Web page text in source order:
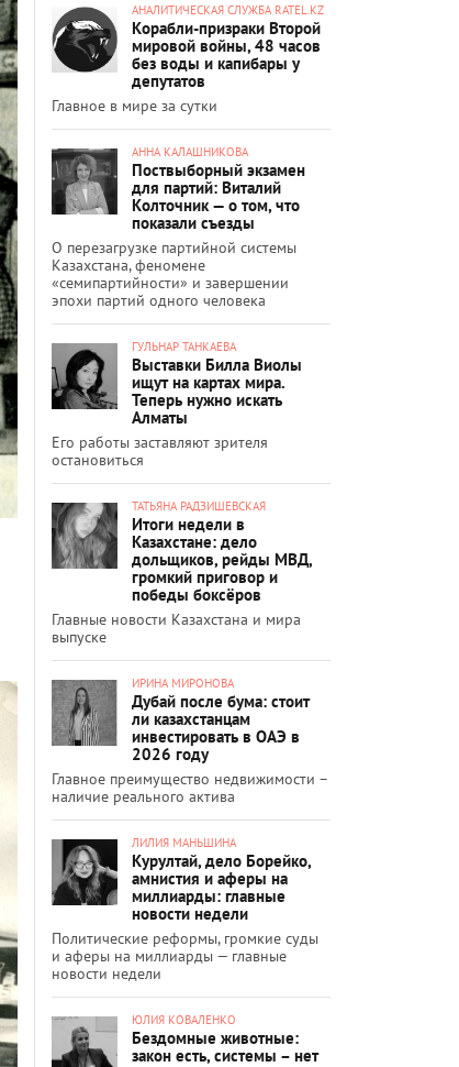
АНАЛИТИЧЕСКАЯ СЛУЖБА RATEL.KZ
Корабли-призраки Второй
мировой войны, 48 часов
без воды и капибары у
депутатов
Главное в мире за сутки
АННА КАЛАШНИКОВА
Поствыборный экзамен
для партий: Виталий
Колточник — о том, что
показали съезды
О перезагрузке партийной системы
Казахстана, феномене
«семипартийности» и завершении
эпохи партий одного человека
ГУЛЬНАР ТАНКАЕВА
Выставки Билла Виолы
ищут на картах мира.
Теперь нужно искать
Алматы
Его работы заставляют зрителя
остановиться
ТАТЬЯНА РАДЗИШЕВСКАЯ
Итоги недели в
Казахстане: дело
дольщиков, рейды МВД,
громкий приговор и
победы боксёров
Главные новости Казахстана и мира
выпуске
ИРИНА МИРОНОВА
Дубай после бума: стоит
ли казахстанцам
инвестировать в ОАЭ в
2026 году
Главное преимущество недвижимости –
наличие реального актива
ЛИЛИЯ МАНЬШИНА
Курултай, дело Борейко,
амнистия и аферы на
миллиарды: главные
новости недели
Политические реформы, громкие суды
и аферы на миллиарды — главные
новости недели
ЮЛИЯ КОВАЛЕНКО
Бездомные животные:
закон есть, системы – нет